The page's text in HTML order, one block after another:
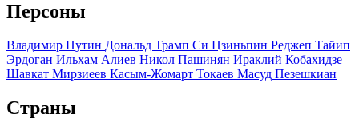
Персоны
Владимир Путин Дональд Трамп Си Цзиньпин Реджеп Тайип
Эрдоган Ильхам Алиев Никол Пашинян Ираклий Кобахидзе
Шавкат Мирзиеев Касым-Жомарт Токаев Масуд Пезешкиан
Страны